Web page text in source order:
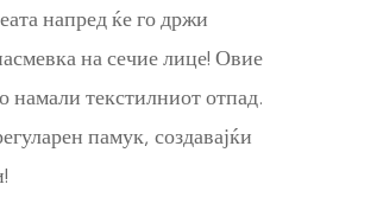
напред ќе го држи
на сечие лице! Овие
текстилниот отпад.
памук, создавајќи